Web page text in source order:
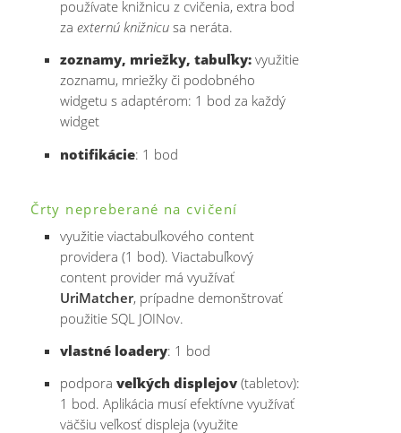
používate knižnicu z cvičenia, extra bod
za externú knižnicusa neráta.
zoznamy, mriežky, tabuľky:využitie
zoznamu, mriežky či podobného
widgetu s adaptérom: 1 bod za každý
widget
notifikácie: 1 bod
Črty nepreberané na cvičení
využitie viactabuľkového content
providera (1 bod). Viactabuľkový
content provider má využívať
UriMatcher, prípadne demonštrovať
použitie SQL JOINov.
vlastné loadery: 1 bod
podpora veľkých displejov(tabletov):
1 bod. Aplikácia musí efektívne využívať
väčšiu veľkosť displeja (využite